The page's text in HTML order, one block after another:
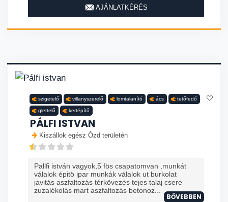
AJÁNLATKÉRÉS
szigetelő villanyszerelő lomtalanító ács tetőfedő
glettelő kertépítő
PÁLFI ISTVAN
Kiszállok egész Ózd területén
Pallfi istván vagyok,5 fös csapatomvan ,munkát
válalok épitö ipar munkák válalok ut burkolat
javitás aszfaltozás térkövezés tejes talaj csere
zuzalékolás mart aszfaltozás betonoz...
BŐVEBBEN